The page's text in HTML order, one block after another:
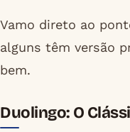
Vamo direto ao
alguns têm versão
bem.
Duolingo: O